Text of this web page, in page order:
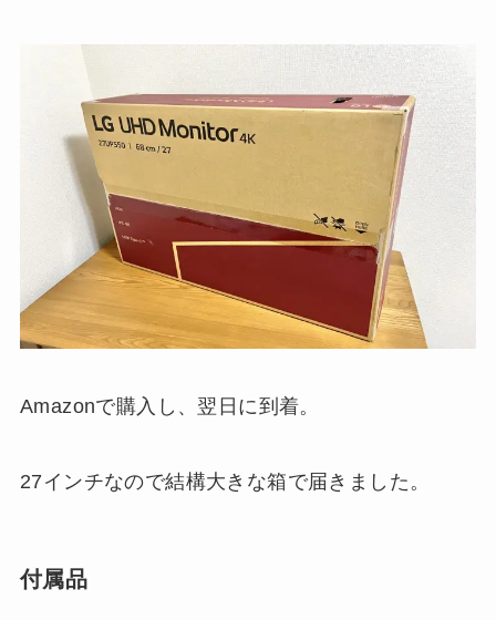
Amazonで購入し、翌日に到着。
27インチなので結構大きな箱で届きました。
付属品